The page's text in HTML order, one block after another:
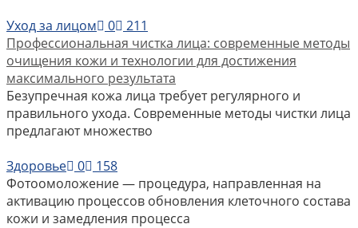
Уход за лицом
0
211
Профессиональная чистка лица: современные методы
очищения кожи и технологии для достижения
максимального результата
Безупречная кожа лица требует регулярного и
правильного ухода. Современные методы чистки лица
предлагают множество
Здоровье
0
158
Фотоомоложение — процедура, направленная на
активацию процессов обновления клеточного состава
кожи и замедления процесса